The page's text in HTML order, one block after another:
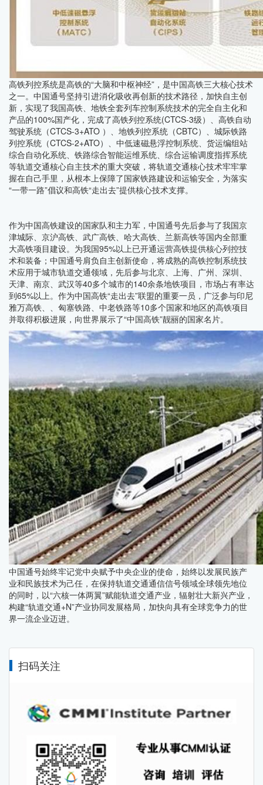
高铁列控系统是高铁的“大脑和中枢神经”，是中国高铁三大核心技术
之一。中国通号坚持引进消化吸收再创新的技术路径，加快自主创
新，实现了我国高铁、地铁全套列车控制系统技术的完全自主化和
产品的100%国产化，完成了高铁列控系统(CTCS-3级）、高铁自动
驾驶系统（CTCS-3+ATO ）、地铁列控系统（CBTC）、城际铁路
列控系统（CTCS-2+ATO）、中低速磁悬浮控制系统、货运编组站
综合自动化系统、铁路综合智能运维系统、综合运输调度指挥系统
等轨道交通核心自主技术的重大突破，将轨道交通核心技术牢牢掌
握在自己手里，从根本上保障了国家铁路建设和运输安全，为落实
“一带一路”倡议和高铁“走出去”提供核心技术支撑。
作为中国高铁建设的国家队和主力军，中国通号先后参与了我国京
津城际、京沪高铁、武广高铁、哈大高铁、兰新高铁等国内全部重
大高铁项目建设。为我国95%以上已开通运营高铁提供核心列控技
术和装备；中国通号肩负自主创新使命，将成熟的高铁控制系统技
术应用于城市轨道交通领域，先后参与北京、上海、广州、深圳、
天津、南京、武汉等40多个城市的140余条地铁项目，市场占有率达
到65%以上。作为中国高铁“走出去”联盟的重要一员，广泛参与印尼
雅万高铁、、匈塞铁路、中老铁路等10多个国家和地区的高铁项目
并取得积极进展，向世界展示了“中国高铁”靓丽的国家名片。
中国通号始终牢记党中央赋予中央企业的使命，始终以发展民族产
业和民族技术为己任，在保持轨道交通通信信号领域全球领先地位
的同时，以“六核一体两翼”赋能轨道交通产业，辐射壮大新兴产业，
构建“轨道交通+N”产业协同发展格局，加快向具有全球竞争力的世
界一流企业迈进。
扫码关注